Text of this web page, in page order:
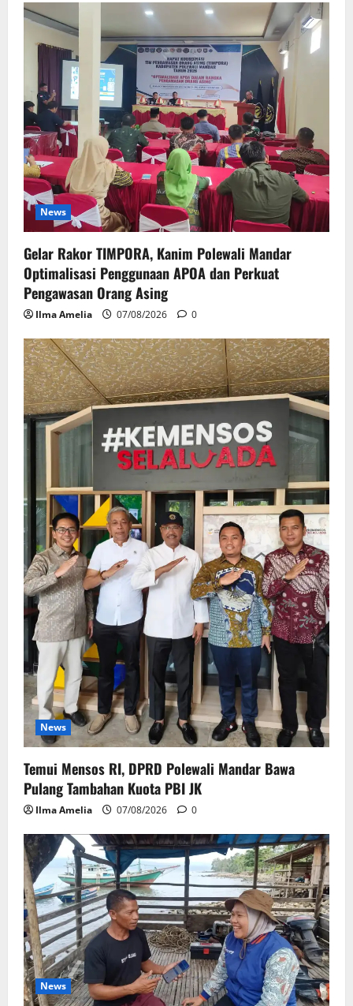
News
Gelar Rakor TIMPORA, Kanim Polewali Mandar
Optimalisasi Penggunaan APOA dan Perkuat
Pengawasan Orang Asing
Ilma Amelia 07/08/2026 0
News
Temui Mensos RI, DPRD Polewali Mandar Bawa
Pulang Tambahan Kuota PBI JK
Ilma Amelia 07/08/2026 0
News